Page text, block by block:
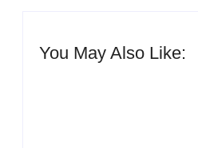
You May Also Like: